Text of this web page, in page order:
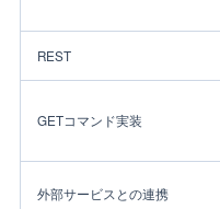
REST
GETコマンド実装
外部サービスとの連携